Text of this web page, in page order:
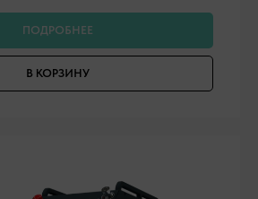
ПОДРОБНЕЕ
В КОРЗИНУ